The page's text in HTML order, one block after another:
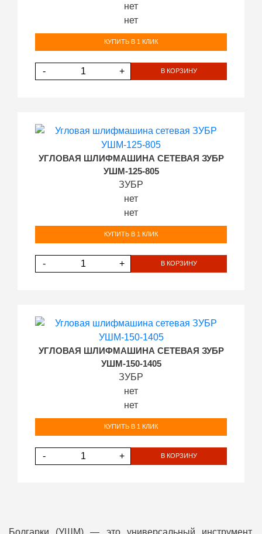
нет
нет
КУПИТЬ В 1 КЛИК
- + В КОРЗИНУ
УГЛОВАЯ ШЛИФМАШИНА СЕТЕВАЯ ЗУБР
УШМ-125-805
ЗУБР
нет
нет
КУПИТЬ В 1 КЛИК
- + В КОРЗИНУ
УГЛОВАЯ ШЛИФМАШИНА СЕТЕВАЯ ЗУБР
УШМ-150-1405
ЗУБР
нет
нет
КУПИТЬ В 1 КЛИК
- + В КОРЗИНУ
Болгарки (УШМ) — это универсальный инструмент,